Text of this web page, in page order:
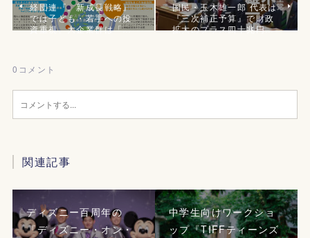
経団連『。新成長戦略』
では子ども・若手への投
資重視、大企業群は「…
国民・玉木雄一郎 代表は
『三次補正予算』で財政
拡大のプラス四十兆円…
0 コメント
関連記事
ディズニー百周年の
『ディズニー・オン・
中学生向けワークショ
ップ『TIFFティーンズ